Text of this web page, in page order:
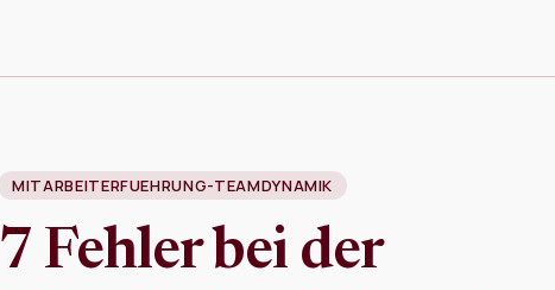
MITARBEITERFUEHRUNG-TEAMDYNAMIK
7 Fehler bei der